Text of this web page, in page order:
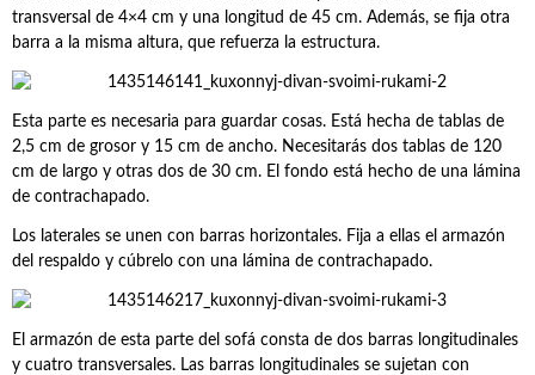
transversal de 4×4 cm y una longitud de 45 cm. Además, se fija otra
barra a la misma altura, que refuerza la estructura.
Esta parte es necesaria para guardar cosas. Está hecha de tablas de
2,5 cm de grosor y 15 cm de ancho. Necesitarás dos tablas de 120
cm de largo y otras dos de 30 cm. El fondo está hecho de una lámina
de contrachapado.
Los laterales se unen con barras horizontales. Fija a ellas el armazón
del respaldo y cúbrelo con una lámina de contrachapado.
El armazón de esta parte del sofá consta de dos barras longitudinales
y cuatro transversales. Las barras longitudinales se sujetan con